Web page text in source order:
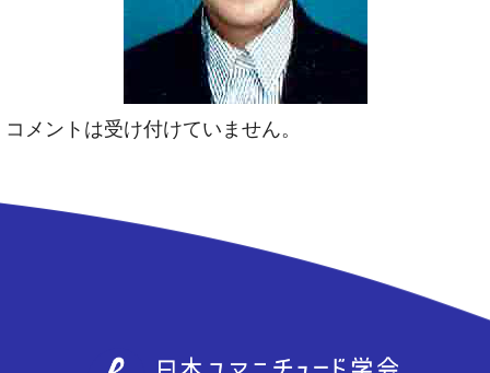
コメントは受け付けていません。